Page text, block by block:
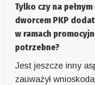
Tylko czy na
dworcem PKP
w ramach
potrzebne?
Jest jeszcze inny
zauważył